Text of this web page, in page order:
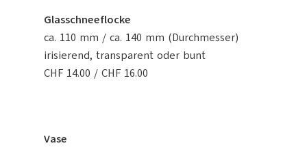
Glasschneeflocke
ca. 110 mm / ca. 140 mm (Durchmesser)
irisierend, transparent oder bunt
CHF 14.00 / CHF 16.00
Vase